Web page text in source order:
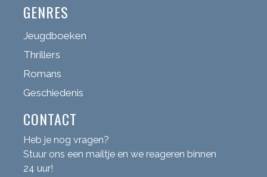
GENRES
Jeugdboeken
Thrillers
Romans
Geschiedenis
CONTACT
Heb je nog vragen?
Stuur ons een mailtje en we reageren binnen
24 uur!